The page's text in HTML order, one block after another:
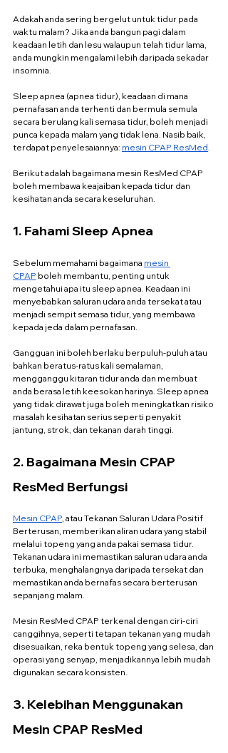
Adakah anda sering bergelut untuk tidur pada
waktu malam? Jika anda bangun pagi dalam
keadaan letih dan lesu walaupun telah tidur lama,
anda mungkin mengalami lebih daripada sekadar
insomnia.
Sleep apnea (apnea tidur), keadaan di mana
pernafasan anda terhenti dan bermula semula
secara berulang kali semasa tidur, boleh menjadi
punca kepada malam yang tidak lena. Nasib baik,
terdapat penyelesaiannya: mesin CPAP ResMed
Berikut adalah bagaimana mesin ResMed CPAP
boleh membawa keajaiban kepada tidur dan
kesihatan anda secara keseluruhan.
1. Fahami Sleep Apnea
Sebelum memahami bagaimana mesin
CPAP boleh membantu, penting untuk
mengetahui apa itu sleep apnea. Keadaan ini
menyebabkan saluran udara anda tersekat atau
menjadi sempit semasa tidur, yang membawa
kepada jeda dalam pernafasan.
Gangguan ini boleh berlaku berpuluh-puluh atau
bahkan beratus-ratus kali semalaman,
mengganggu kitaran tidur anda dan membuat
anda berasa letih keesokan harinya. Sleep apnea
yang tidak dirawat juga boleh meningkatkan risiko
masalah kesihatan serius seperti penyakit
jantung, strok, dan tekanan darah tinggi.
2. Bagaimana Mesin CPAP
ResMed Berfungsi
Mesin CPAP , atau Tekanan Saluran Udara Positif
Berterusan, memberikan aliran udara yang stabil
melalui topeng yang anda pakai semasa tidur.
Tekanan udara ini memastikan saluran udara anda
terbuka, menghalangnya daripada tersekat dan
memastikan anda bernafas secara berterusan
sepanjang malam.
Mesin ResMed CPAP terkenal dengan ciri-ciri
canggihnya, seperti tetapan tekanan yang mudah
disesuaikan, reka bentuk topeng yang selesa, dan
operasi yang senyap, menjadikannya lebih mudah
digunakan secara konsisten.
3. Kelebihan Menggunakan
Mesin CPAP ResMed